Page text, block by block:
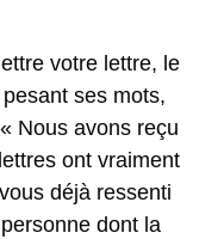
votre lettre, le
ses mots,
Nous avons reçu
ont vraiment
déjà ressenti
dont la